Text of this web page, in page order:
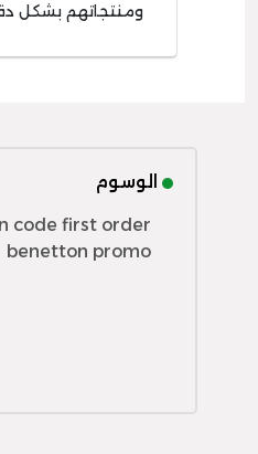
ومنتجاتهم بشكل
الوسوم
code first order
benetton promo